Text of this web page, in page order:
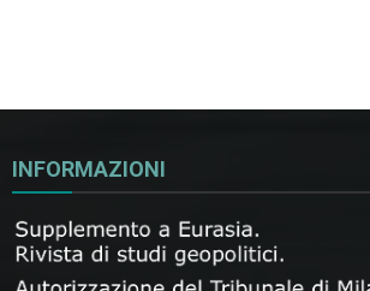
INFORMAZIONI